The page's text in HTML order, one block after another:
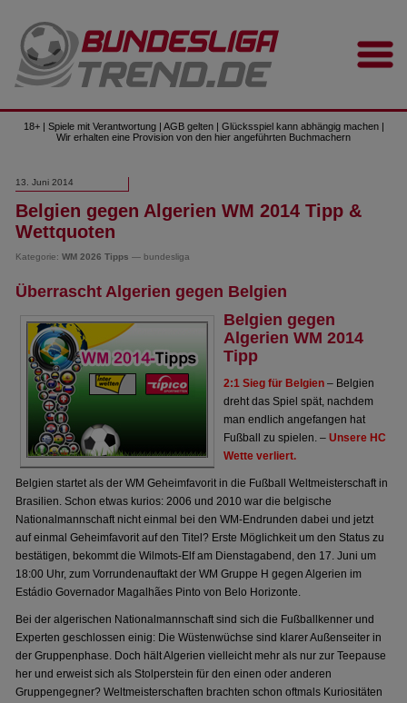
18+ | Spiele mit Verantwortung | AGB gelten | Glücksspiel kann abhängig machen |
Wir erhalten eine Provision von den hier angeführten Buchmachern
13. Juni 2014
Belgien gegen Algerien WM 2014 Tipp &
Wettquoten
Kategorie:WM 2026 Tipps — bundesliga
Überrascht Algerien gegen Belgien
Belgien gegen
Algerien WM 2014
Tipp
2:1 Sieg für Belgien – Belgien
dreht das Spiel spät, nachdem
man endlich angefangen hat
Fußball zu spielen. –Unsere HC
Wette verliert.
Belgien startet als der WM Geheimfavorit in die Fußball Weltmeisterschaft in
Brasilien. Schon etwas kurios: 2006 und 2010 war die belgische
Nationalmannschaft nicht einmal bei den WM-Endrunden dabei und jetzt
auf einmal Geheimfavorit auf den Titel? Erste Möglichkeit um den Status zu
bestätigen, bekommt die Wilmots-Elf am Dienstagabend, den 17. Juni um
18:00 Uhr, zum Vorrundenauftakt der WM Gruppe H gegen Algerien im
Estádio Governador Magalhães Pinto von Belo Horizonte.
Bei der algerischen Nationalmannschaft sind sich die Fußballkenner und
Experten geschlossen einig: Die Wüstenwüchse sind klarer Außenseiter in
der Gruppenphase. Doch hält Algerien vielleicht mehr als nur zur Teepause
her und erweist sich als Stolperstein für den einen oder anderen
Gruppengegner? Weltmeisterschaften brachten schon oftmals Kuriositäten